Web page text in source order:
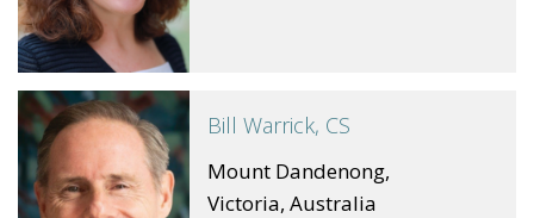
Bill Warrick, CS
Mount Dandenong,
Victoria, Australia